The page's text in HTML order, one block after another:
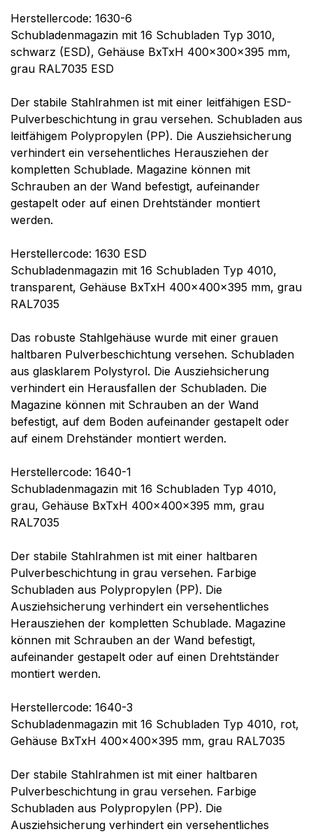
Herstellercode: 1630-6
Schubladenmagazin mit 16 Schubladen Typ 3010,
schwarz (ESD), Gehäuse BxTxH 400x300x395 mm,
grau RAL7035 ESD
Der stabile Stahlrahmen ist mit einer leitfähigen ESD-
Pulverbeschichtung in grau versehen. Schubladen aus
leitfähigem Polypropylen (PP). Die Ausziehsicherung
verhindert ein versehentliches Herausziehen der
kompletten Schublade. Magazine können mit
Schrauben an der Wand befestigt, aufeinander
gestapelt oder auf einen Drehtständer montiert
werden.
Herstellercode: 1630 ESD
Schubladenmagazin mit 16 Schubladen Typ 4010,
transparent, Gehäuse BxTxH 400x400x395 mm, grau
RAL7035
Das robuste Stahlgehäuse wurde mit einer grauen
haltbaren Pulverbeschichtung versehen. Schubladen
aus glasklarem Polystyrol. Die Ausziehsicherung
verhindert ein Herausfallen der Schubladen. Die
Magazine können mit Schrauben an der Wand
befestigt, auf dem Boden aufeinander gestapelt oder
auf einem Drehständer montiert werden.
Herstellercode: 1640-1
Schubladenmagazin mit 16 Schubladen Typ 4010,
grau, Gehäuse BxTxH 400x400x395 mm, grau
RAL7035
Der stabile Stahlrahmen ist mit einer haltbaren
Pulverbeschichtung in grau versehen. Farbige
Schubladen aus Polypropylen (PP). Die
Ausziehsicherung verhindert ein versehentliches
Herausziehen der kompletten Schublade. Magazine
können mit Schrauben an der Wand befestigt,
aufeinander gestapelt oder auf einen Drehtständer
montiert werden.
Herstellercode: 1640-3
Schubladenmagazin mit 16 Schubladen Typ 4010, rot,
Gehäuse BxTxH 400x400x395 mm, grau RAL7035
Der stabile Stahlrahmen ist mit einer haltbaren
Pulverbeschichtung in grau versehen. Farbige
Schubladen aus Polypropylen (PP). Die
Ausziehsicherung verhindert ein versehentliches